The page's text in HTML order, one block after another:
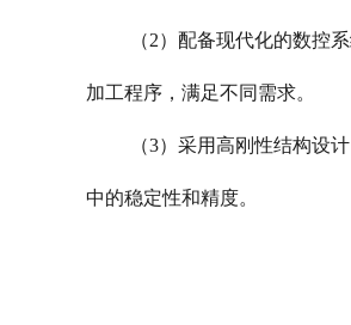
（2）配备现代化的数控
加工程序，满足不同需求。
（3）采用高刚性结构设
中的稳定性和精度。